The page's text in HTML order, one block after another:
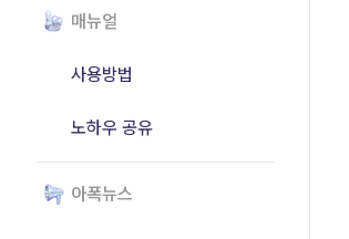
매뉴얼
사용방법
노하우 공유
아폭뉴스